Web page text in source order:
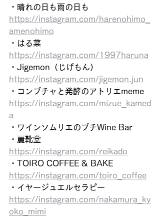
・晴れの日も雨の日も
https://instagram.com/harenohimo_
amenohimo
・はる菜
https://instagram.com/1997haruna
・Jigemon（じげもん）
https://instagram.com/jigemon.jun
・コンブチャと発酵のアトリエmeme
https://instagram.com/mizue_kamed
a
・ワインソムリエのブチWine Bar
・麗靴堂
https://instagram.com/reikado
・TOIRO COFFEE & BAKE
https://instagram.com/toiro_coffee
・イヤージュエルセラピー
https://instagram.com/nakamura_ky
oko_mimi